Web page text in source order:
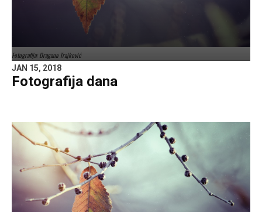
Fotografija: Dragana Trajković
JAN 15, 2018
Fotografija dana